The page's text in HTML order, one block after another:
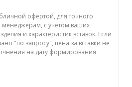
офертой, для точного
менеджерам, с учётом ваших
и характеристик вставок. Если
"по запросу", цена за вставки не
на дату формирования